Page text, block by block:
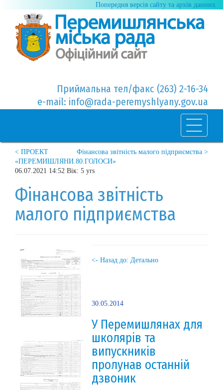
Попередня версія сайту та архів данних
Приймальна тел/факс (263) 2-16-34
e-mail: info@rada-peremyshlyany.gov.ua
Фінансова звітність малого підприємства >
< ПРОЕКТ
«ПЕРЕМИШЛЯНИ.80.ГОЛОСИ»
06.07.2021 14:52 Вік: 5 yrs
Фінансова звітність
малого підприємства
<- Назад до: Детально
30.05.2014
У Перемишлянах для
школярів та
випускників
пролунав останній
дзвоник